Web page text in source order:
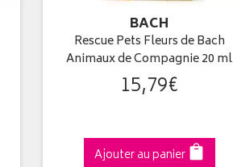
BACH
Rescue Pets Fleurs de Bach
Animaux de Compagnie 20 ml
15,79€
Ajouter au panier